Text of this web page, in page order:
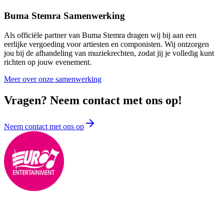
Buma Stemra Samenwerking
Als officiële partner van Buma Stemra dragen wij bij aan een
eerlijke vergoeding voor artiesten en componisten. Wij ontzorgen
jou bij de afhandeling van muziekrechten, zodat jij je volledig kunt
richten op jouw evenement.
Meer over onze samenwerking
Vragen? Neem contact met ons op!
Neem contact met ons op